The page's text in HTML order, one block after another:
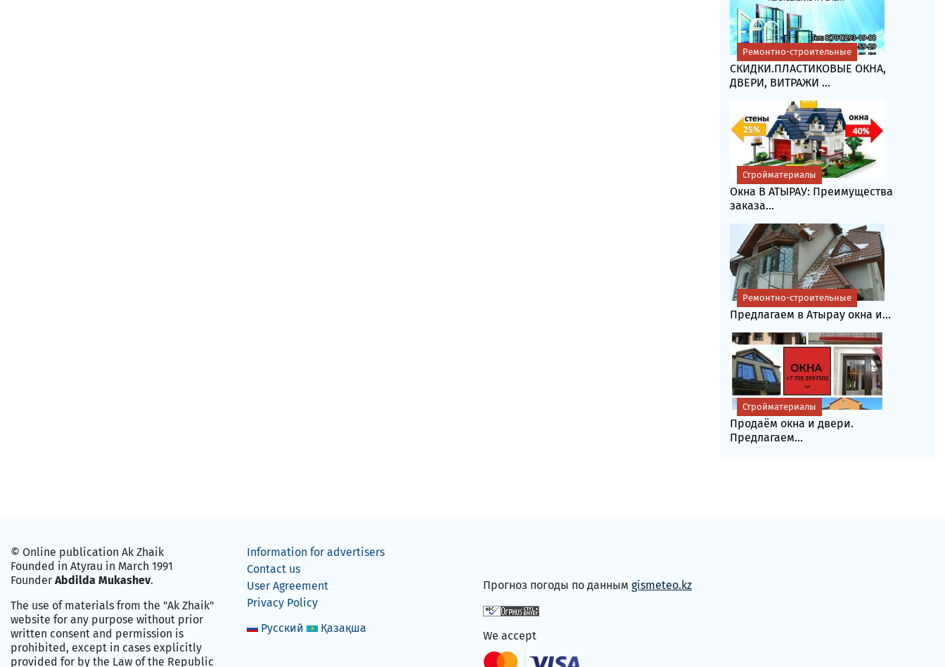
СКИДКИ.ПЛАСТИКОВЫЕ ОКНА,
ДВЕРИ, ВИТРАЖИ ...
Ремонтно-строительные
Окна В АТЫРАУ: Преимущества
заказа...
Стройматериалы
Предлагаем в Атырау окна и...
Ремонтно-строительные
Продаём окна и двери.
Предлагаем...
Стройматериалы
© Online publication Ak Zhaik
Founded in Atyrau in March 1991
Founder Abdilda Mukashev.
The use of materials from the "Ak Zhaik"
website for any purpose without prior
written consent and permission is
prohibited, except in cases explicitly
provided for by the Law of the Republic
Information for advertisers
Contact us
User Agreement
Privacy Policy
Русский
Қазақша
Прогноз погоды по данным gismeteo.kz
We accept